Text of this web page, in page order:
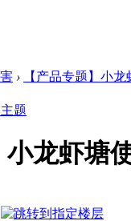
›
【产品专题】小
小龙虾塘